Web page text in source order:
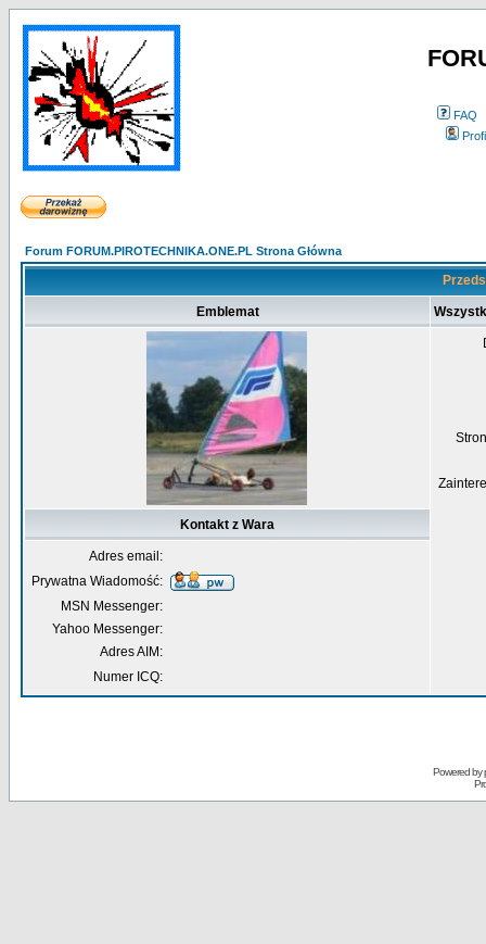
FAQ
Forum FORUM.PIROTECHNIKA.ONE.PL Strona Główna
Emblemat
Kontakt z Wara
Adres email:
Prywatna Wiadomość:
MSN Messenger:
Yahoo Messenger:
Adres AIM:
Numer ICQ:
Powered by